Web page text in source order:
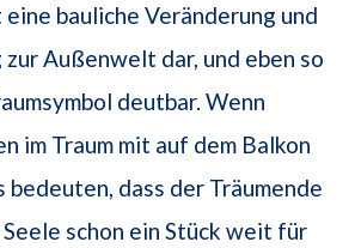
bauliche Veränderung und
Außenwelt dar, und eben so
deutbar. Wenn
im Traum mit auf dem Balkon
bedeuten, dass der Träumende
schon ein Stück weit für